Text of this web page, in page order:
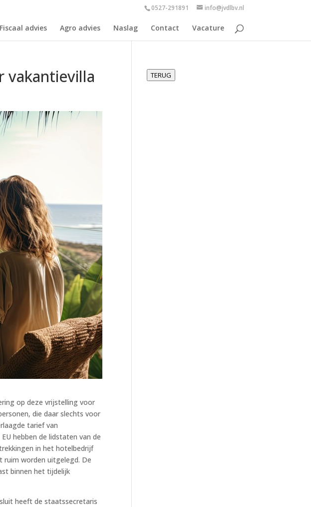
0527-291891 info@jvdlbv.nl
Fiscaal advies Agro advies Naslag Contact Vacature
vakantievilla
op deze vrijstelling voor
die daar slechts voor
tarief van
hebben de lidstaten van de
in het hotelbedrijf
worden uitgelegd. De
binnen het tijdelijk
heeft de staatssecretaris
TERUG